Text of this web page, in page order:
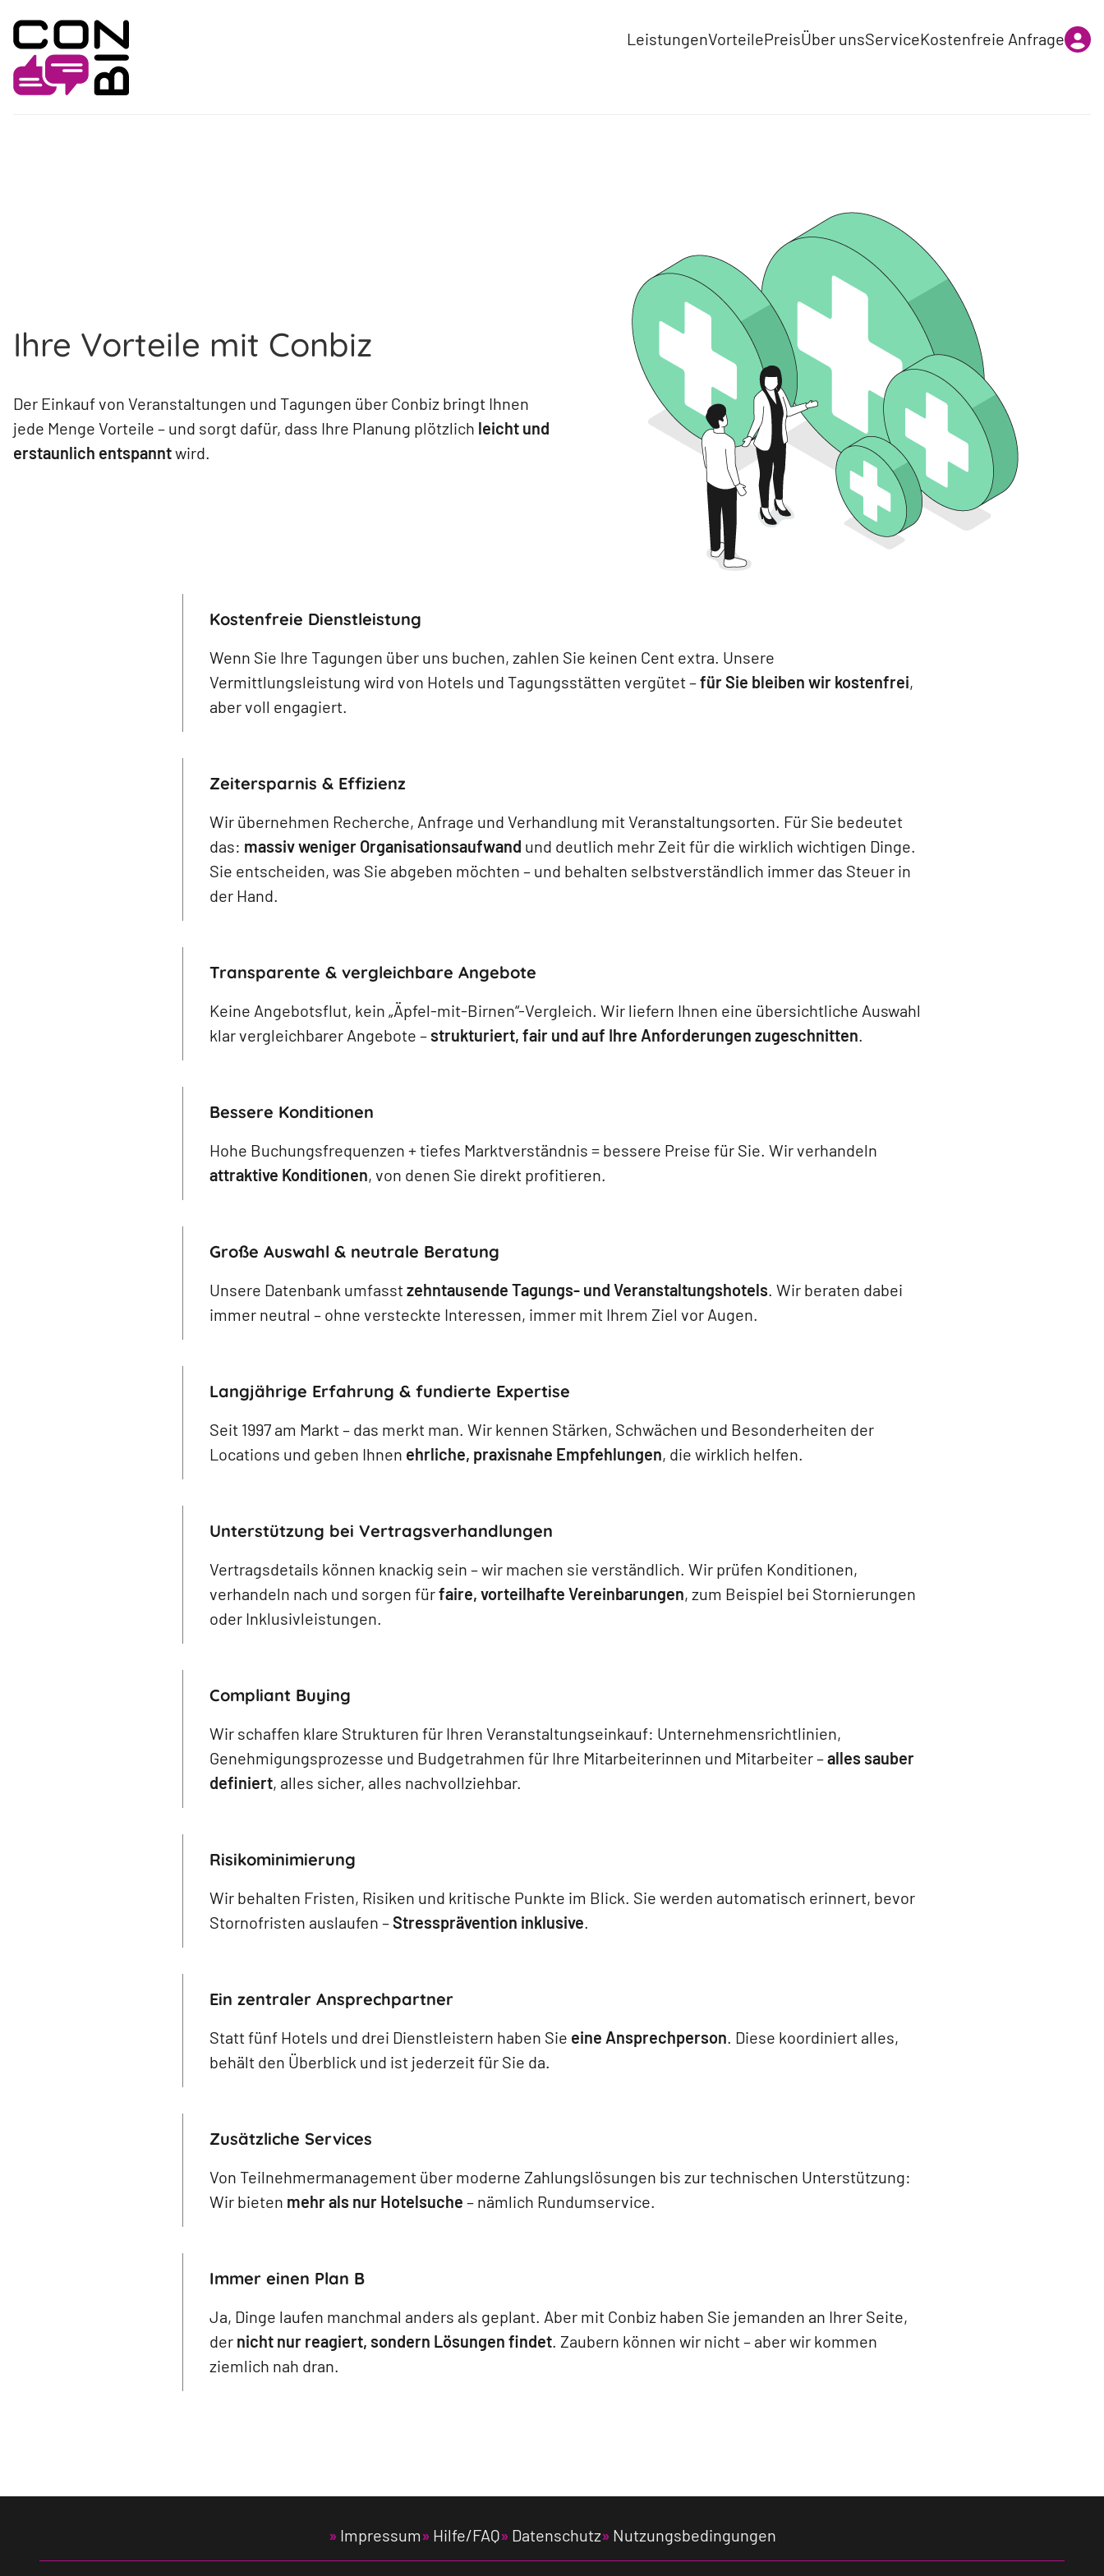
LeistungenVorteilePreisÜber unsServiceKostenfreie Anfrage
Ihre Vorteile mit Conbiz
Der Einkauf von Veranstaltungen und Tagungen über Conbiz bringt Ihnen
jede Menge Vorteile – und sorgt dafür, dass Ihre Planung plötzlich leicht und
erstaunlich entspanntwird.
Kostenfreie Dienstleistung
Wenn Sie Ihre Tagungen über uns buchen, zahlen Sie keinen Cent extra. Unsere
Vermittlungsleistung wird von Hotels und Tagungsstätten vergütet –für Sie bleiben wir kostenfrei,
aber voll engagiert.
Zeitersparnis & Effizienz
Wir übernehmen Recherche, Anfrage und Verhandlung mit Veranstaltungsorten. Für Sie bedeutet
das: massiv weniger Organisationsaufwand und deutlich mehr Zeit für die wirklich wichtigen Dinge.
Sie entscheiden, was Sie abgeben möchten – und behalten selbstverständlich immer das Steuer in
der Hand.
Transparente & vergleichbare Angebote
Keine Angebotsflut, kein „Äpfel-mit-Birnen“-Vergleich. Wir liefern Ihnen eine übersichtliche Auswahl
klar vergleichbarer Angebote – strukturiert, fair und auf Ihre Anforderungen zugeschnitten.
Bessere Konditionen
Hohe Buchungsfrequenzen + tiefes Marktverständnis = bessere Preise für Sie. Wir verhandeln
attraktive Konditionen, von denen Sie direkt profitieren.
Große Auswahl & neutrale Beratung
Unsere Datenbank umfasstzehntausende Tagungs- und Veranstaltungshotels. Wir beraten dabei
immer neutral – ohne versteckte Interessen, immer mit Ihrem Ziel vor Augen.
Langjährige Erfahrung & fundierte Expertise
Seit 1997 am Markt – das merkt man. Wir kennen Stärken, Schwächen und Besonderheiten der
Locations und geben Ihnen ehrliche, praxisnahe Empfehlungen, die wirklich helfen.
Unterstützung bei Vertragsverhandlungen
Vertragsdetails können knackig sein – wir machen sie verständlich. Wir prüfen Konditionen,
verhandeln nach und sorgen fürfaire, vorteilhafte Vereinbarungen, zum Beispiel bei Stornierungen
oder Inklusivleistungen.
Compliant Buying
Wir schaffen klare Strukturen für Ihren Veranstaltungseinkauf: Unternehmensrichtlinien,
Genehmigungsprozesse und Budgetrahmen für Ihre Mitarbeiterinnen und Mitarbeiter –alles sauber
definiert, alles sicher, alles nachvollziehbar.
Risikominimierung
Wir behalten Fristen, Risiken und kritische Punkte im Blick. Sie werden automatisch erinnert, bevor
Stornofristen auslaufen –Stressprävention inklusive.
Ein zentraler Ansprechpartner
Statt fünf Hotels und drei Dienstleistern haben Sie eine Ansprechperson. Diese koordiniert alles,
behält den Überblick und ist jederzeit für Sie da.
Zusätzliche Services
Von Teilnehmermanagement über moderne Zahlungslösungen bis zur technischen Unterstützung:
Wir bieten mehr als nur Hotelsuche – nämlich Rundumservice.
Immer einen Plan B
Ja, Dinge laufen manchmal anders als geplant. Aber mit Conbiz haben Sie jemanden an Ihrer Seite,
der nicht nur reagiert, sondern Lösungen findet. Zaubern können wir nicht – aber wir kommen
ziemlich nah dran.
Impressum Hilfe/FAQ Datenschutz Nutzungsbedingungen